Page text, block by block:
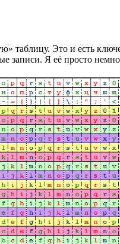
таблицу. Это и есть
записи. Я её просто